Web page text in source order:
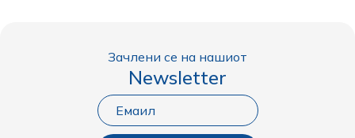
Зачлени се на нашиот
Newsletter